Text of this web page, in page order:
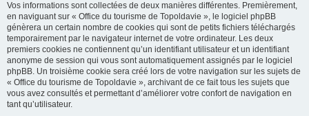
Vos informations sont collectées de deux manières différentes. Premièrement,
en naviguant sur « Office du tourisme de Topoldavie », le logiciel phpBB
génèrera un certain nombre de cookies qui sont de petits fichiers téléchargés
temporairement par le navigateur internet de votre ordinateur. Les deux
premiers cookies ne contiennent qu’un identifiant utilisateur et un identifiant
anonyme de session qui vous sont automatiquement assignés par le logiciel
phpBB. Un troisième cookie sera créé lors de votre navigation sur les sujets de
« Office du tourisme de Topoldavie », archivant de ce fait tous les sujets que
vous avez consultés et permettant d’améliorer votre confort de navigation en
tant qu’utilisateur.